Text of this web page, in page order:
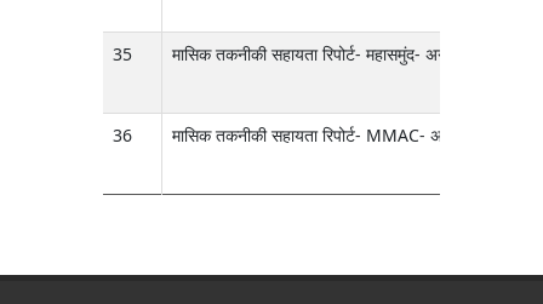
35 मासिक तकनीकी सहायता रिपोर्ट- महासमुंद- अगस्त 2025
36 मासिक तकनीकी सहायता रिपोर्ट- MMAC- अगस्त 2025